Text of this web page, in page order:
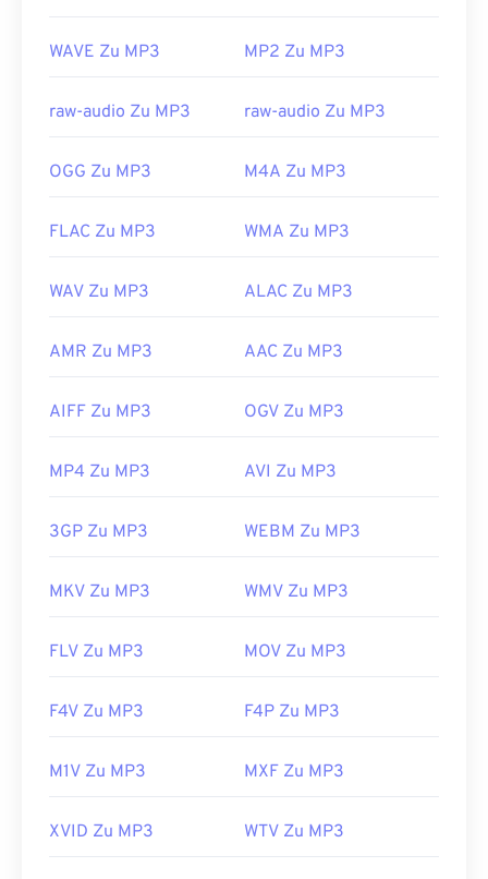
die Lösegeld in Bitcoins forderte, inzwischen aber
Bedrohung mehr darstellt.
Experts Group
https://en.wikipedia.org/wiki/MP3
a/music-player-application-format.html
WAVE Zu MP3 MP2 Zu MP3
raw-audio Zu MP3 raw-audio Zu MP3
OGG Zu MP3 M4A Zu MP3
FLAC Zu MP3 WMA Zu MP3
WAV Zu MP3 ALAC Zu MP3
AMR Zu MP3 AAC Zu MP3
AIFF Zu MP3 OGV Zu MP3
MP4 Zu MP3 AVI Zu MP3
3GP Zu MP3 WEBM Zu MP3
MKV Zu MP3 WMV Zu MP3
FLV Zu MP3 MOV Zu MP3
F4V Zu MP3 F4P Zu MP3
M1V Zu MP3 MXF Zu MP3
XVID Zu MP3 WTV Zu MP3